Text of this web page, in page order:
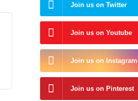
Join us on Twitter
Join us on Youtube
Join us on Instagram
Join us on Pinterest